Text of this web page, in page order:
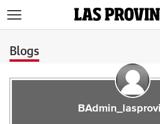
Blogs